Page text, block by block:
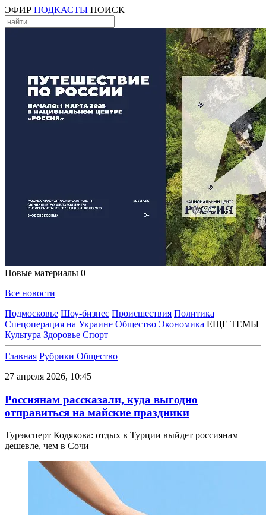
ЭФИР ПОДКАСТЫ ПОИСК
Новые материалы 0
Все новости
Подмосковье Шоу-бизнес Происшествия Политика
Спецоперация на Украине Общество Экономика ЕЩЕ ТЕМЫ
Культура Здоровье Спорт
Главная Рубрики Общество
27 апреля 2026, 10:45
Россиянам рассказали, куда выгодно
отправиться на майские праздники
Турэксперт Кодякова: отдых в Турции выйдет россиянам
дешевле, чем в Сочи